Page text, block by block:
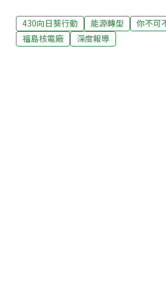
存廢。本報今日起與長期關心核安
動聯盟」合作，一連十天連載「你
430向日葵行動 能源轉型
你不可
福島核電廠
深度報導